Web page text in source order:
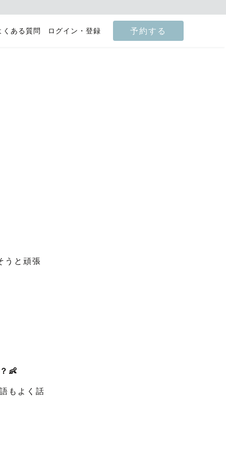
くある質問 ログイン・登録 予約する
うと頑張
👶
もよく話